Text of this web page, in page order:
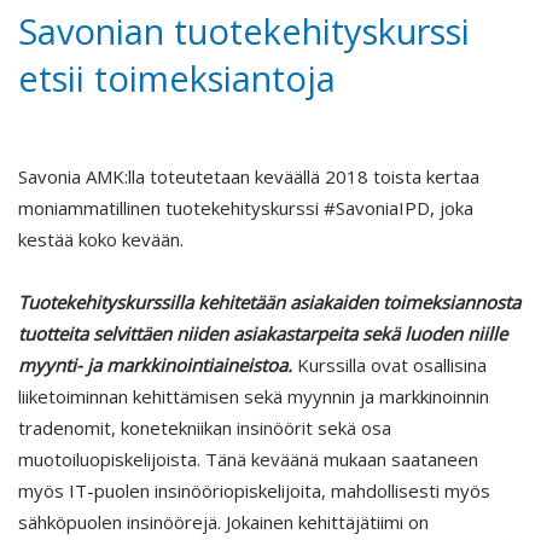
Savonian tuotekehityskurssi
etsii toimeksiantoja
Savonia AMK:lla toteutetaan keväällä 2018 toista kertaa
moniammatillinen tuotekehityskurssi #SavoniaIPD, joka
kestää koko kevään.
Tuotekehityskurssilla kehitetään asiakaiden toimeksiannosta
tuotteita selvittäen niiden asiakastarpeita sekä luoden niille
myynti- ja markkinointiaineistoa. Kurssilla ovat osallisina
liiketoiminnan kehittämisen sekä myynnin ja markkinoinnin
tradenomit, konetekniikan insinöörit sekä osa
muotoiluopiskelijoista. Tänä keväänä mukaan saataneen
myös IT-puolen insinööriopiskelijoita, mahdollisesti myös
sähköpuolen insinöörejä. Jokainen kehittäjätiimi on